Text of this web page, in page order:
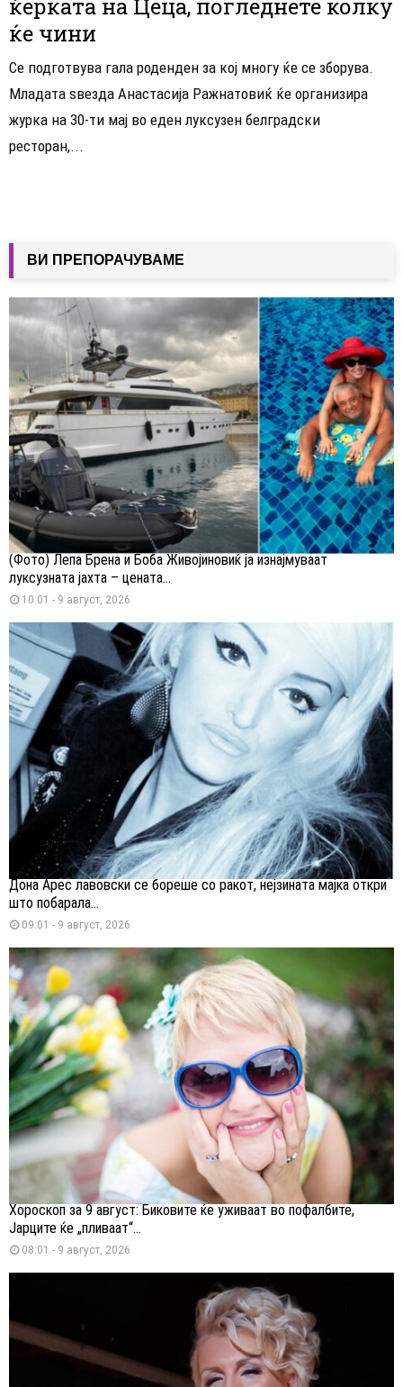
ќерката на Цеца, погледнете колку
ќе чини
Се подготвува гала роденден за кој многу ќе се зборува.
Младата ѕвезда Анастасија Ражнатовиќ ќе организира
журка на 30-ти мај во еден луксузен белградски
ресторан,...
ВИ ПРЕПОРАЧУВАМЕ
(Фото) Лепа Брена и Боба Живојиновиќ ја изнајмуваат
луксузната јахта – цената...
10:01 - 9 август, 2026
Дона Арес лавовски се бореше со ракот, нејзината мајка откри
што побарала...
09:01 - 9 август, 2026
Хороскоп за 9 август: Биковите ќе уживаат во пофалбите,
Јарците ќе „пливаат“...
08:01 - 9 август, 2026